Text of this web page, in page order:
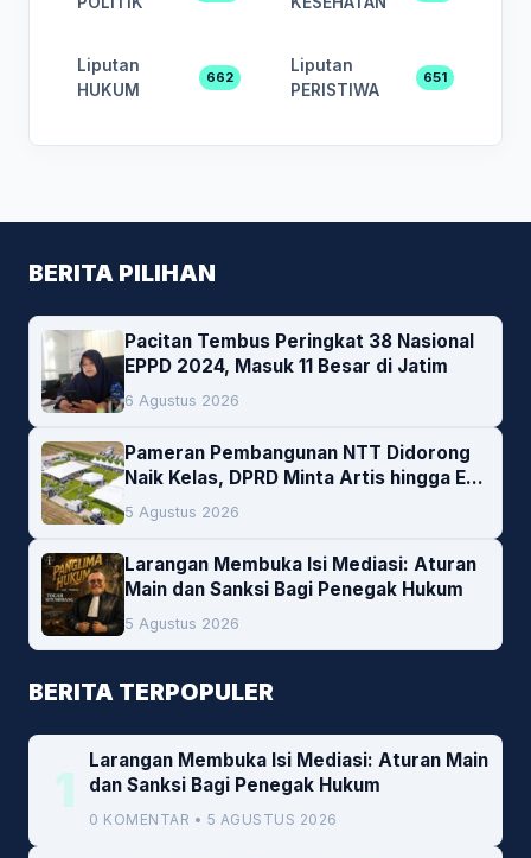
Liputan
HUKUM
662
Liputan
PERISTIWA
651
BERITA PILIHAN
Pacitan Tembus Peringkat 38 Nasional
EPPD 2024, Masuk 11 Besar di Jatim
6 Agustus 2026
Pameran Pembangunan NTT Didorong
Naik Kelas, DPRD Minta Artis hingga EO
Lokal Jadi Prioritas
5 Agustus 2026
Larangan Membuka Isi Mediasi: Aturan
Main dan Sanksi Bagi Penegak Hukum
5 Agustus 2026
BERITA TERPOPULER
1
Larangan Membuka Isi Mediasi: Aturan Main
dan Sanksi Bagi Penegak Hukum
0 KOMENTAR • 5 AGUSTUS 2026